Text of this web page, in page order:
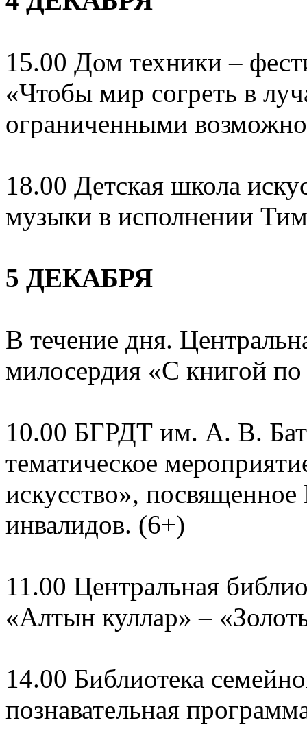
15.00 Дом техники –
«Чтобы мир согреть в
ограниченными
18.00 Детская школа
музыки в исполнении
5 ДЕКАБРЯ
В течение дня.
милосердия «С книгой
10.00 БГРДТ им. А. В.
тематическое
искусство»,
инвалидов. (6+)
11.00 Центральная
«Алтын куллар» –
14.00 Библиотека
познавательная